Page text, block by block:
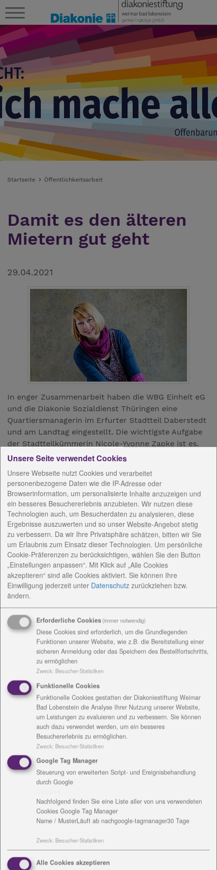
Startseite Öffentlichkeitsarbeit
Damit es den älteren
Mietern gut geht
29.04.2021
In enger Zusammenarbeit haben die WBG Einheit eG
und die Diakonie Sozialdienst Thüringen eine
Quartiersmanagerin im Erfurter Stadtteil Daberstedt
und am Landtag eingestellt. Die wichtigste Aufgabe
der Stadtteilkümmerin Nicole-Yvonne Zapke ist es,
den älteren Genossenschaftsmitgliedern durch Rat
ihre Selbständigkeit zu erhalten sowie Lebensfreude
und Lebensqualität zu mehren.
Bereits im Februar hat sie ihre Arbeit aufgenommen
und kann bis heute nur eingeschränkt arbeiten, denn
die bestehenden Beschränkungen lassen keine
größeren Veranstaltungen zu, obwohl das
Miteinander von Alt und Jung ein wichtiger Punkt in
der Quartiersarbeit ist.
Nicole-Yvonne Zapke lebt seit 2006 mit ihrer Familie
in Daberstedt und war seitdem im
Seniorenpflegeheim Martin-Luther-Haus als
Pflegefachkraft tätig.
Auf der Suche nach einer neuen Aufgabe und dem
Engagement für alte Menschen verbunden,
organisierte sie die Treffen zur Quartiersentwicklung
in Daberstedt.
„Es haben Kennenlernrunden, Workshops und
Stadtteilspaziergänge stattgefunden. Menschen, die
sich in ihrer Umgebung engagieren möchten, neue
Projekte mitentwickeln wollen, schon Ideen hatten
und andere, die an Angeboten interessiert sind,
kamen zusammen und haben gemeinsam überlegt,
wie das Leben in Daberstedt zukünftig gut
funktionieren kann.
Ein wichtiges Ergebnis war es, die Seniorenarbeit
auszubauen, denn Daberstedt ist der Stadtteil in
ein Großteil davon lebt in den Liegenschaften der
WBG Einheit.
Sozialdienst Thüringen gGmbH und der WBG Einheit“,
Einheit eG ist eben nicht nur Vermieter, sondern
Unsere Seite verwendet Cookies
Unsere Webseite nutzt Cookies und verarbeitet
personenbezogene Daten wie die IP-Adresse oder
Browserinformation, um personalisierte Inhalte anzuzeigen und
ein besseres Besuchererlebnis anzubieten. Wir nutzen diese
Technologien auch, um Besucherdaten zu analysieren, diese
Ergebnisse auszuwerten und so unser Website-Angebot stetig
zu verbessern. Da wir Ihre Privatsphäre schätzen, bitten wir Sie
um Erlaubnis zum Einsatz dieser Technologien. Um persönliche
Cookie-Präferenzen zu berücksichtigen, wählen Sie den Button
„Einstellungen anpassen“. Mit Klick auf „Alle Cookies
akzeptieren“ sind alle Cookies aktiviert. Sie können Ihre
Einwilligung jederzeit unter Datenschutz zurückziehen bzw.
ändern.
Erforderliche Cookies(immer notwendig)
Diese Cookies sind erforderlich, um die Grundlegenden
Funktionen unserer Website, wie z.B. die Bereitstellung einer
sicheren Anmeldung oder das Speichern des Bestellfortschritts,
zu ermöglichen
Zweck: Besucher-Statistiken
Funktionelle Cookies
Funktionelle Cookies gestatten der Diakoniestiftung Weimar
Bad Lobenstein die Analyse Ihrer Nutzung unserer Website,
um Leistungen zu evaluieren und zu verbessern. Sie können
auch dazu verwendet werden, um ein besseres
Besuchererlebnis zu ermöglichen.
Zweck: Besucher-Statistiken
Google Tag Manager
Steuerung von erweiterten Script- und Ereignisbehandlung
durch Google
Nachfolgend finden Sie eine Liste aller von uns verwendeten
Cookies Google Tag Manager
Name / MusterLäuft ab nachgoogle-tagmanager30 Tage
Zweck: Besucher-Statistiken
Alle Cookies akzeptieren